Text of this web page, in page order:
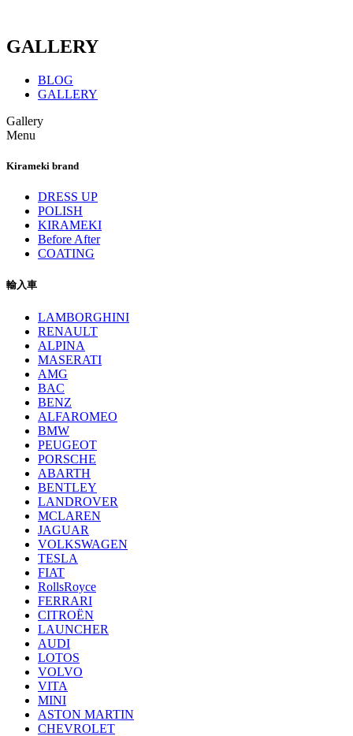
GALLERY
BLOG
GALLERY
Gallery
Menu
Kirameki brand
DRESS UP
POLISH
KIRAMEKI
Before After
COATING
輸入車
LAMBORGHINI
RENAULT
ALPINA
MASERATI
AMG
BAC
BENZ
ALFAROMEO
BMW
PEUGEOT
PORSCHE
ABARTH
BENTLEY
LANDROVER
MCLAREN
JAGUAR
VOLKSWAGEN
TESLA
FIAT
RollsRoyce
FERRARI
CITROËN
LAUNCHER
AUDI
LOTOS
VOLVO
VITA
MINI
ASTON MARTIN
CHEVROLET